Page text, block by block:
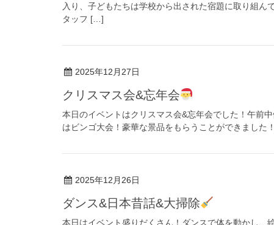
入り、子どもたちは学校から出された宿題に取り組
タッフ […]
2025年12月27日
クリスマス会&忘年会
本日のイベントはクリスマス会&忘年会でした！午前
はビンゴ大会！豪華な景品をもらうことができまし
2025年12月26日
ダンス&日本昔話&大掃除
本日はイベント盛りだくさん！ダンスで体を動かし、